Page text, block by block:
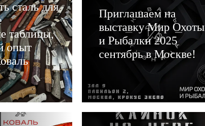
сталь для
таблицы,
опыт
Приглашаем на
выставку Мир Охоты
и Рыбалки 2025
сентябрь в Москве!
ЧИТАТЬ